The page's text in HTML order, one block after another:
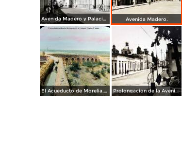
Avenida Madero y Palacio Federal. Avenida Madero.
El Acueducto de Morelia, Michoacán por el Fotógrafo Charles B. Waite. Prolongacion de la Avenida Madero.